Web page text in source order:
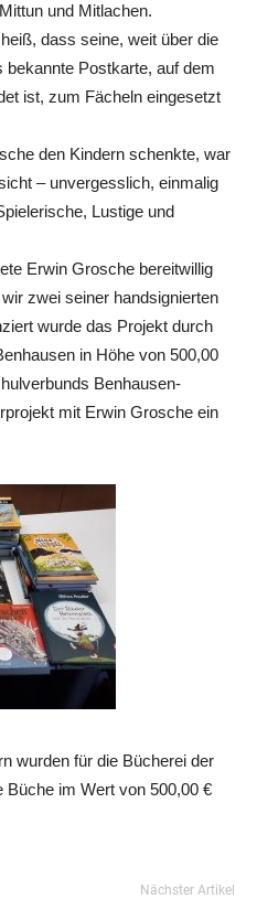
und Mitlachen.
dass seine, weit über die
Postkarte, auf dem
ist, zum Fächeln eingesetzt
den Kindern schenkte, war
– unvergesslich, einmalig
Lustige und
Erwin Grosche bereitwillig
zwei seiner handsignierten
wurde das Projekt durch
in Höhe von 500,00
Benhausen-
mit Erwin Grosche ein
wurden für die Bücherei der
Büche im Wert von 500,00 €
Nächster Artikel